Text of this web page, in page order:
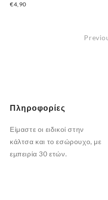
€4,90
Πληροφορίες
Είμαστε οι ειδικοί στην
κάλτσα και το εσώρουχο, με
εμπειρία 30 ετών.